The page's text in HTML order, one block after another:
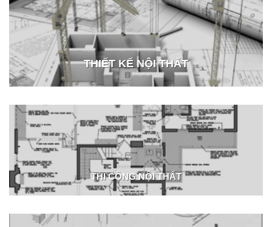
THIẾT KẾ NỘI THẤT
THI CÔNG NỘI THẤT